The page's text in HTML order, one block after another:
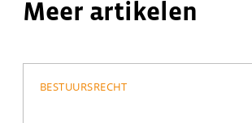
Meer artikelen
BESTUURSRECHT